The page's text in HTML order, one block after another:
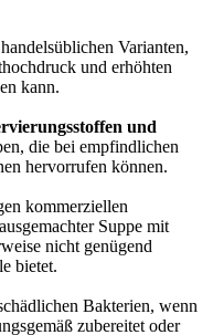
Varianten,
und erhöhten
kann.
und
die bei empfindlichen
hervorrufen können.
kommerziellen
Suppe mit
nicht genügend
bietet.
Bakterien, wenn
zubereitet oder